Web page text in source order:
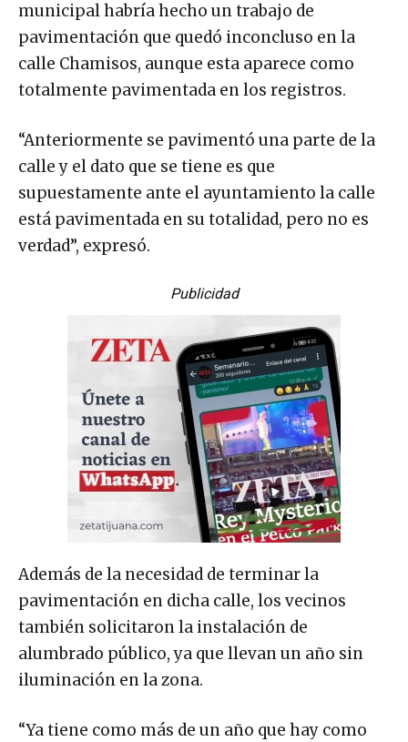
municipal habría hecho un trabajo de
pavimentación que quedó inconcluso en la
calle Chamisos, aunque esta aparece como
totalmente pavimentada en los registros.
“Anteriormente se pavimentó una parte de la
calle y el dato que se tiene es que
supuestamente ante el ayuntamiento la calle
está pavimentada en su totalidad, pero no es
verdad”, expresó.
Publicidad
Además de la necesidad de terminar la
pavimentación en dicha calle, los vecinos
también solicitaron la instalación de
alumbrado público, ya que llevan un año sin
iluminación en la zona.
“Ya tiene como más de un año que hay como